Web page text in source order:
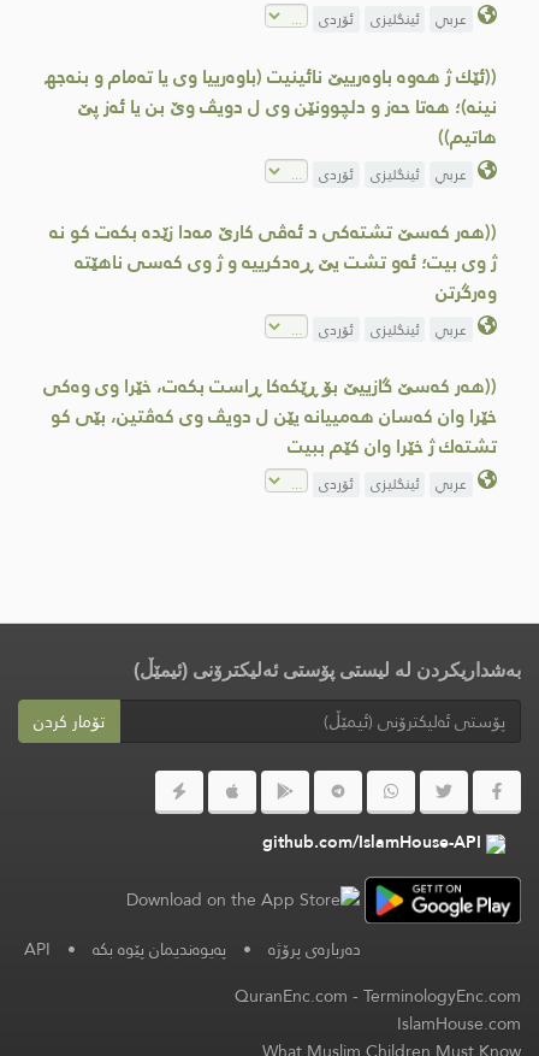
عربي ئینگلیزی ئۆردی
((ئێك ژ هه‌وه‌ باوه‌رییێ نائینیت (باوه‌رییا وی یا ته‌مام و بنه‌جھ
نینه‌)؛ هه‌تا حه‌ز و دلچوونێن وی ل دویڤ وێ بن یا ئه‌ز پێ
هاتیم))
عربي ئینگلیزی ئۆردی
((هەر کەسێ تشتەکی د ئه‌ڤی کارێ مەدا زێده‌ بکەت کو نە
ژ وی بیت؛ ئەو تشت یێ ڕەدکرییه‌ و ژ وی كه‌سی ناهێته‌
وه‌رگرتن
عربي ئینگلیزی ئۆردی
((هه‌ر كه‌سێ گازییێ بۆ ڕێكه‌كا ڕاست بكه‌ت، خێرا وی وه‌كی
خێرا وان كه‌سان هه‌مییانه‌‌ یێن ل دویڤ وی كه‌ڤتین، بێی كو
تشته‌ك ژ خێرا وان كێم ببیت
عربي ئینگلیزی ئۆردی
بەشداریکردن لە لیستی پۆستی ئەلیکترۆنی (ئیمێڵ)
تۆمار کردن
github.com/IslamHouse-API
دەربارەی پرۆژە • پەیوەندیمان پێوە بکە •
API
QuranEnc.com-TerminologyEnc.com
IslamHouse.com